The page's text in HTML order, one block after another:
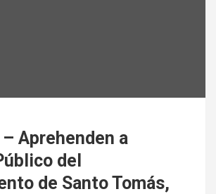
– Aprehenden a
del
de Santo Tomás,